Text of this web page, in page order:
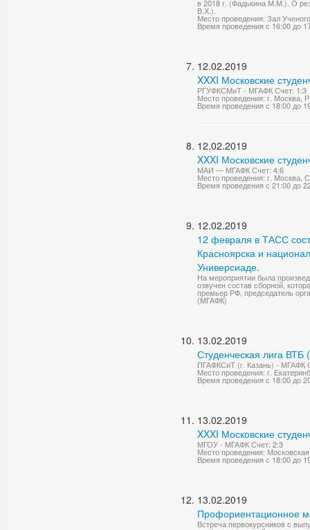
в 2018 г. (Фадькина М.М.). О
В.Х.).
Место проведения: Зал
Время проведения с 16:00 до
12.02.2019
XXXI Московские
РГУФКСМиТ - МГАФК Счет: 1:3
Место проведения: г. Москва,
Время проведения с 18:00 до
12.02.2019
XXXI Московские
МАИ — МГАФК Счет: 4:6
Место проведения: г. Москва,
Время проведения с 21:00 до
12.02.2019
12 февраля в ТАСС
Красноярска и
Универсиаде.
На мероприятии была
озвучен состав сборной,
премьер РФ, председатель
(МГАФК)
13.02.2019
Студенческая лига ВТБ
ПГАФКСиТ (г. Казань) - МГАФК
Место проведения: г.
Время проведения с 18:00 до
13.02.2019
XXXI Московские
МГОУ - МГАФК Счет: 2:3
Место проведения:
Время проведения с 18:00 до
13.02.2019
Профориентационное
Встреча первокурсников с